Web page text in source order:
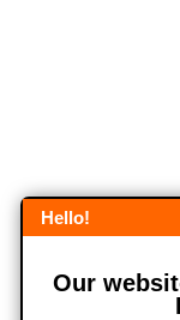
Hello!
Our